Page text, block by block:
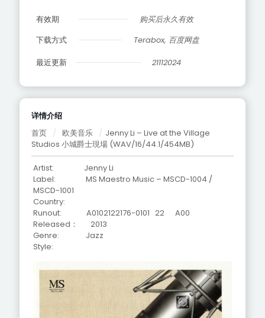
详情介绍
首页 / 欧美音乐 / Jenny Li – Live at the Village
Studios 小城爵士現場 (WAV/16/44.1/454MB)
Artist: Jenny Li
Label: MS Maestro Music – MSCD-1004 /
MSCD-1001
Country:
Runout: A0102122176-0101 22 A00
Released： 2013
Genre: Jazz
Style:
有效期
购买后永久有效
下载方式
Terabox, 百度网盘
最近更新
21112024